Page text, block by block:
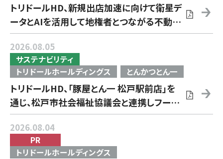
トリドールHD、新規出店加速に向けて衛星デ
ータとAIを活用して地権者とつながる不動産
AIツールを導入 ―立地開発や売上予測へ
のAI活用により出店判断・開発プロセスを高
度化―
サステナビリティ
トリドールホールディングス
とんかつとん一
2026.08.05
トリドールHD、「豚屋とん一 松戸駅前店」を
通じ、松戸市社会福祉協議会と連携しフード
バンク活動を実施～店舗従業員の「地域の子
どもたちの役に立ちたい」という想いから始
まったムーブメント～
PR
トリドールホールディングス
2026.08.04